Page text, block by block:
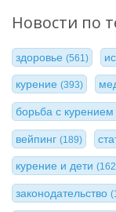
Новости по
здоровье (561)
курение (393)
борьба с курением
вейпинг (189)
курение и дети
законодательство